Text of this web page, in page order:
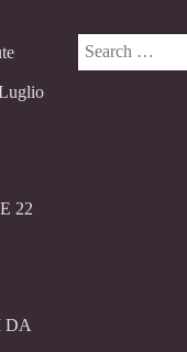
22
DA